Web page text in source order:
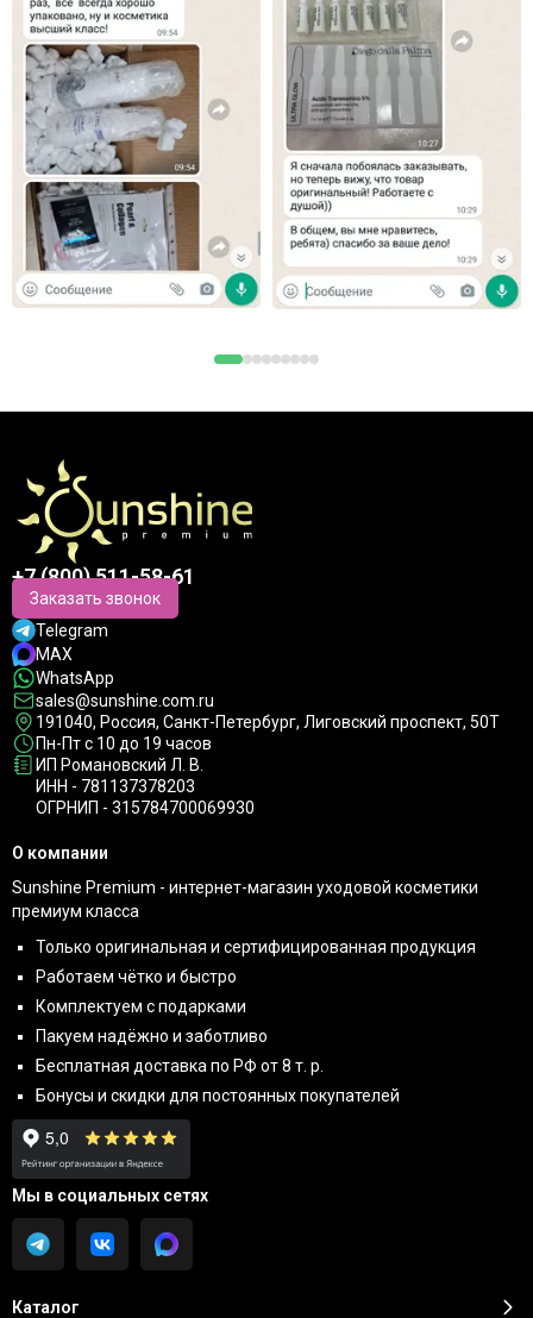
+7 (800) 511-58-61
Заказать звонок
Telegram
MAX
WhatsApp
sales@sunshine.com.ru
191040, Россия, Санкт-Петербург, Лиговский проспект, 50Т
Пн-Пт с 10 до 19 часов
ИП Романовский Л. В.
ИНН - 781137378203
ОГРНИП - 315784700069930
Каталог
О компании
Sunshine Premium - интернет-магазин уходовой косметики
премиум класса
Только оригинальная и сертифицированная продукция
Работаем чётко и быстро
Комплектуем с подарками
Пакуем надёжно и заботливо
Бесплатная доставка по РФ от 8 т. р.
Бонусы и скидки для постоянных покупателей
Мы в социальных сетях